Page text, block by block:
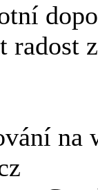
radost
na